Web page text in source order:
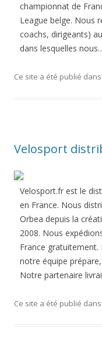
championnat de
League belge. Nous
coachs, dirigeants)
dans lesquelles
Ce site a été publié dans
Velosport
Velosport.fr est le
en France. Nous
Orbea depuis la
2008. Nous
France
notre équipe
Notre partenaire
Ce site a été publié dans